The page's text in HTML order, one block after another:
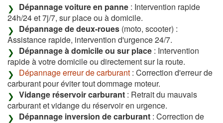
Dépannage voiture en panne : Intervention rapide
24h/24 et 7j/7, sur place ou à domicile.
Dépannage de deux-roues (moto, scooter) :
Assistance rapide, intervention d'urgence 24/7.
Dépannage à domicile ou sur place : Intervention
rapide à votre domicile ou directement sur la route.
Dépannage erreur de carburant : Correction d'erreur de
carburant pour éviter tout dommage moteur.
Vidange réservoir carburant : Retrait du mauvais
carburant et vidange du réservoir en urgence.
Dépannage inversion de carburant : Correction de